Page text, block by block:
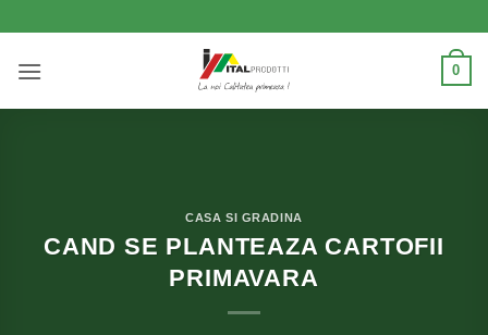
content
0
CASA SI GRADINA
CAND SE PLANTEAZA CARTOFII
PRIMAVARA